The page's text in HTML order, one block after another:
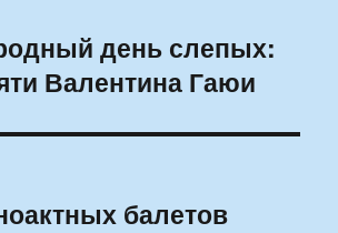
день слепых:
Валентина Гаюи
балетов